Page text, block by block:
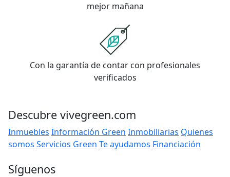
mejor mañana
Con la garantía de contar con profesionales
verificados
Descubre vivegreen.com
Inmuebles Información Green Inmobiliarias Quienes
somos Servicios Green Te ayudamos Financiación
Síguenos